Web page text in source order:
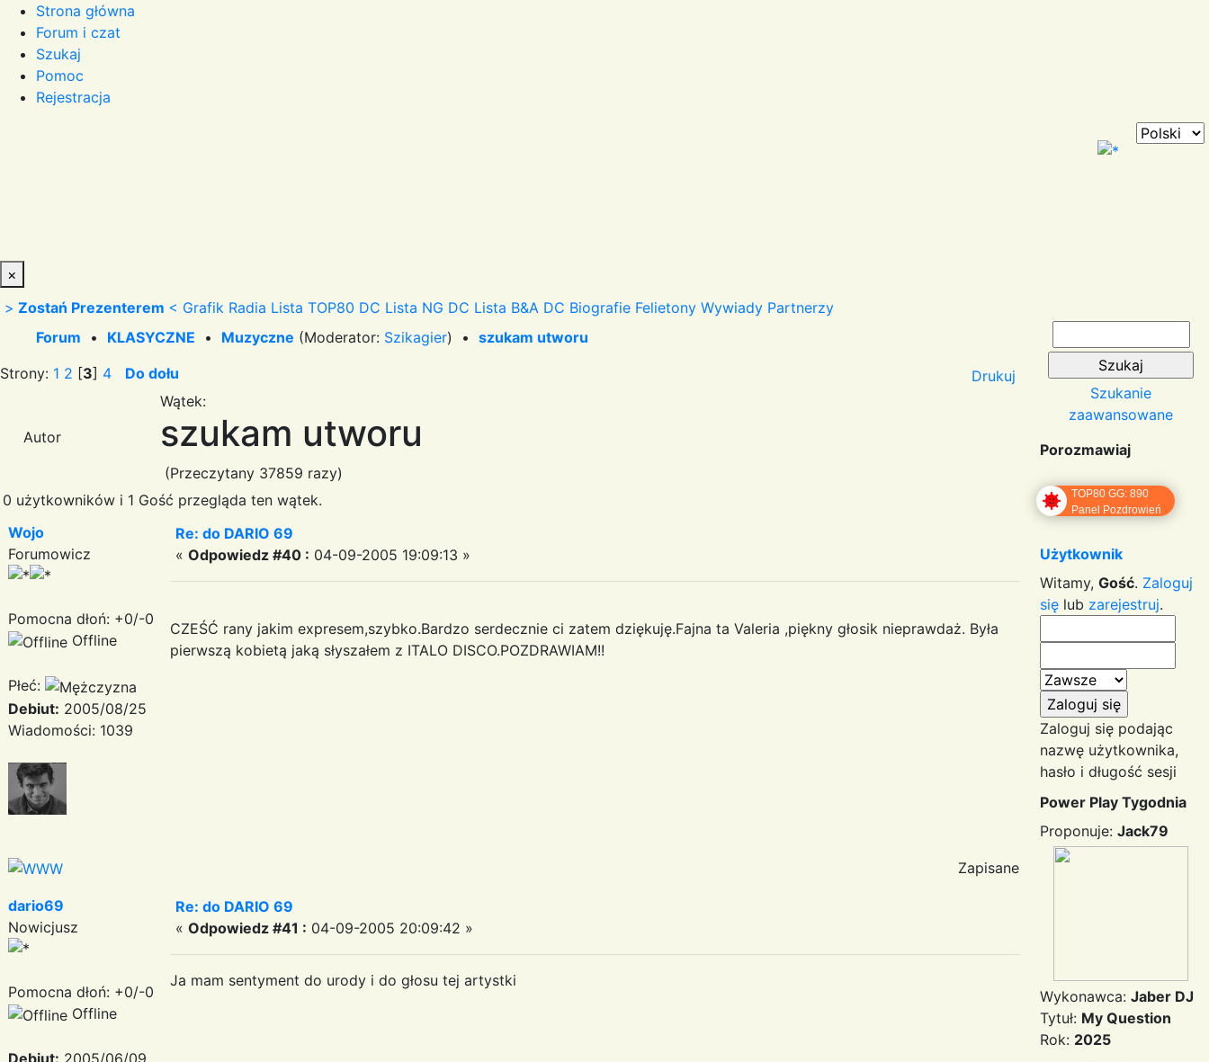
Strona główna
Forum i czat
Szukaj
Pomoc
Rejestracja
×
> Zostań Prezenterem < Grafik Radia Lista TOP80 DC Lista NG DC Lista B&A DC Biografie Felietony Wywiady Partnerzy
Forum • KLASYCZNE • Muzyczne (Moderator: Szikagier) • szukam utworu
Strony: 1 2 [3] 4 Do dołu Drukuj
Autor
Wątek:
szukam utworu
(Przeczytany 37859 razy)
0 użytkowników i 1 Gość przegląda ten wątek.
Wojo
Forumowicz
Pomocna dłoń: +0/-0
Offline
Płeć:
Debiut: 2005/08/25
Wiadomości: 1039
Re: do DARIO 69
« Odpowiedz #40 : 04-09-2005 19:09:13 »
CZEŚĆ rany jakim expresem,szybko.Bardzo serdecznie ci zatem dziękuję.Fajna ta Valeria ,piękny głosik nieprawdaż. Była
pierwszą kobietą jaką słyszałem z ITALO DISCO.POZDRAWIAM!!
Zapisane
dario69
Nowicjusz
Pomocna dłoń: +0/-0
Offline
Re: do DARIO 69
« Odpowiedz #41 : 04-09-2005 20:09:42 »
Ja mam sentyment do urody i do głosu tej artystki
Szukanie
zaawansowane
Porozmawiaj
TOP80 GG: 890
Panel Pozdrowień
Użytkownik
Witamy, Gość. Zaloguj
się lub zarejestruj.
Zaloguj się podając
nazwę użytkownika,
hasło i długość sesji
Power Play Tygodnia
Proponuje: Jack79
Wykonawca: Jaber DJ
Tytuł: My Question
Rok: 2025